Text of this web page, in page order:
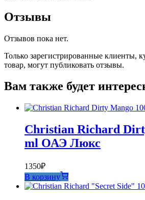
Отзывы
Отзывов пока нет.
Только зарегистрированные клиенты,
товар, могут публиковать отзывы.
Вам также будет
Christian Richard
ml ОАЭ Люкс
1350₽
В корзину